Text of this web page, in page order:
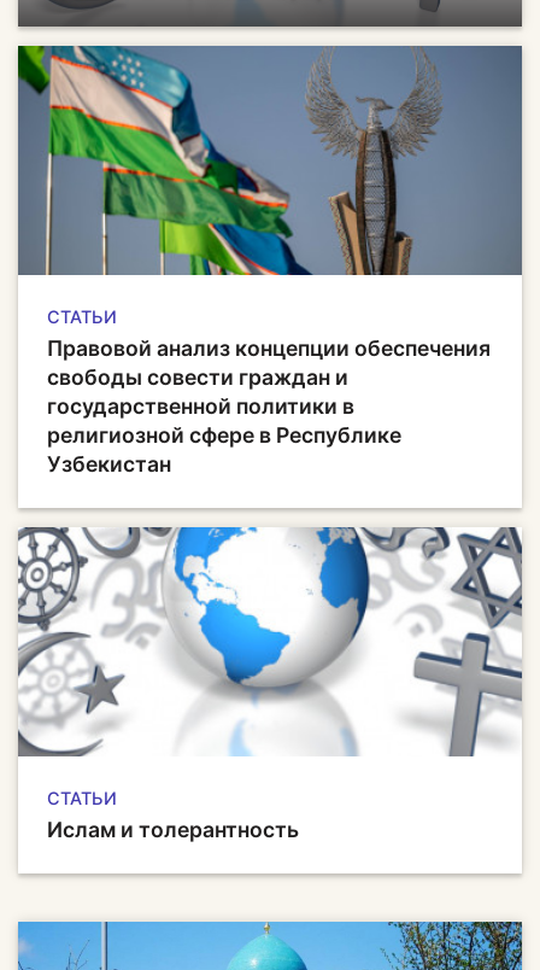
СТАТЬИ
Правовой анализ концепции обеспечения
свободы совести граждан и
государственной политики в
религиозной сфере в Республике
Узбекистан
СТАТЬИ
Ислам и толерантность